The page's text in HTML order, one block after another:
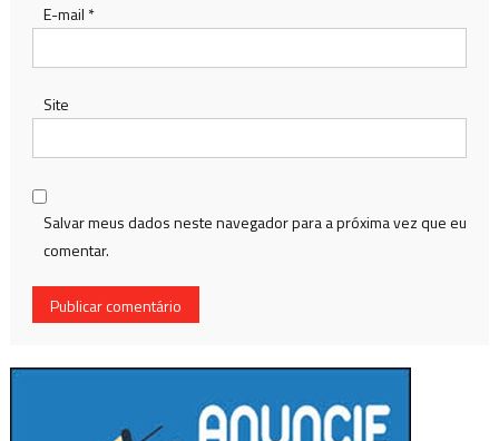
E-mail *
Site
Salvar meus dados neste navegador para a próxima vez que eu
comentar.